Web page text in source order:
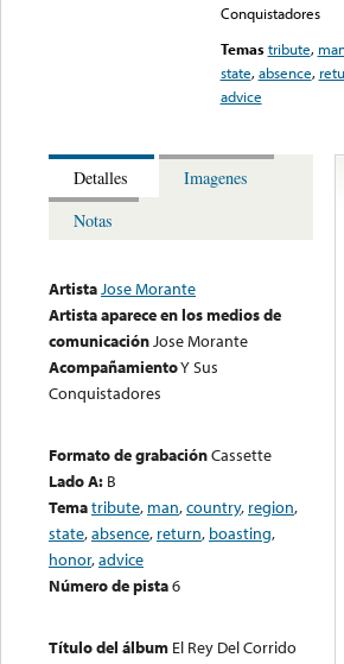
Conquistadores
Temas tribute,
state,absence,
advice
Detalles
Imagenes
Notas
ArtistaJose Morante
Artista aparece en los medios de
comunicaciónJose Morante
AcompañamientoY Sus
Conquistadores
Formato de grabaciónCassette
Lado A: B
Tematribute, man,country, region,
state,absence, return, boasting,
honor,advice
Número de pista6
Título del álbum El Rey Del Corrido